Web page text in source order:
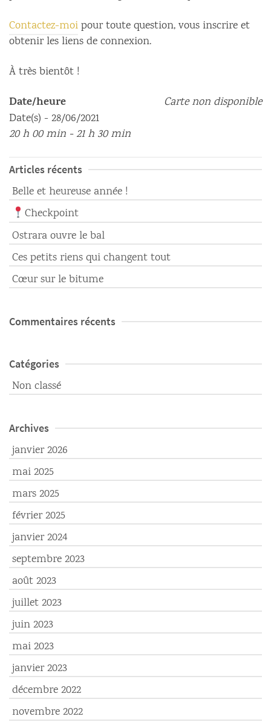
Contactez-moipour toute question, vous inscrire et
obtenir les liens de connexion.
À très bientôt !
Carte non disponible
Date/heure
Date(s) - 28/06/2021
20 h 00 min - 21 h 30 min
Articles récents
Belle et heureuse année !
Checkpoint
Ostrara ouvre le bal
Ces petits riens qui changent tout
Cœur sur le bitume
Commentaires récents
Catégories
Non classé
Archives
janvier 2026
mai 2025
mars 2025
février 2025
janvier 2024
septembre 2023
août 2023
juillet 2023
juin 2023
mai 2023
janvier 2023
décembre 2022
novembre 2022